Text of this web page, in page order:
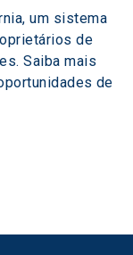
um sistema
de
Saiba mais
de